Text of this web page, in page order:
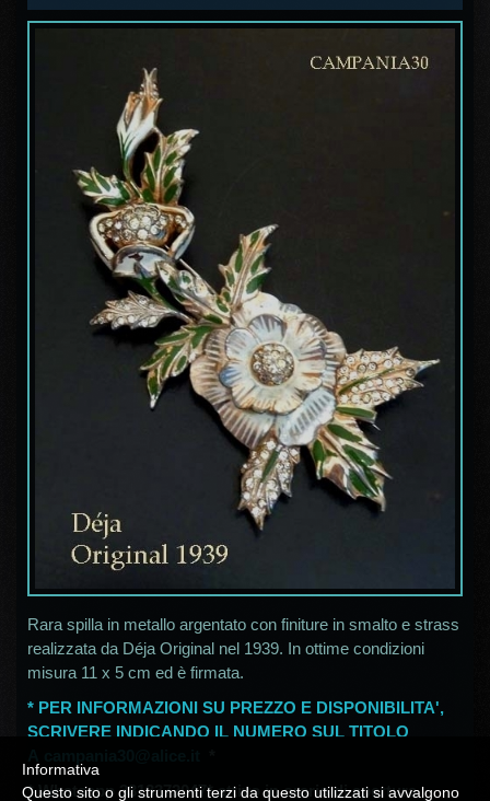
Rara spilla in metallo argentato con finiture in smalto e strass
realizzata da Déja Original nel 1939. In ottime condizioni
misura 11 x 5 cm ed è firmata.
* PER INFORMAZIONI SU PREZZO E DISPONIBILITA',
SCRIVERE INDICANDO IL NUMERO SUL TITOLO
*Whatsapp 3313372047* attivo in orario di apertura
Informativa
Questo sito o gli strumenti terzi da questo utilizzati si avvalgono